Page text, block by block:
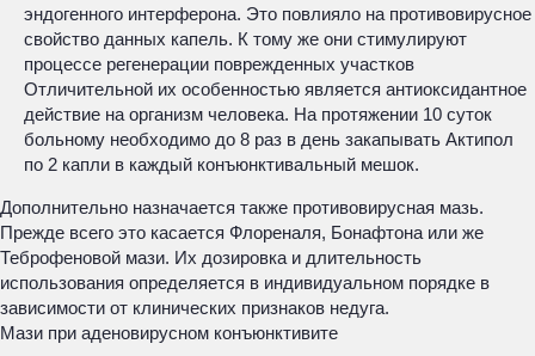
эндогенного интерферона. Это повлияло на противовирусное
свойство данных капель. К тому же они стимулируют
процессе регенерации поврежденных участков
Отличительной их особенностью является антиоксидантное
действие на организм человека. На протяжении 10 суток
больному необходимо до 8 раз в день закапывать Актипол
по 2 капли в каждый конъюнктивальный мешок.
Дополнительно назначается также противовирусная мазь.
Прежде всего это касается Флореналя, Бонафтона или же
Теброфеновой мази. Их дозировка и длительность
использования определяется в индивидуальном порядке в
зависимости от клинических признаков недуга.
Мази при аденовирусном конъюнктивите